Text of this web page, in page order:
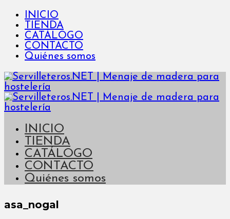
INICIO
TIENDA
CATÁLOGO
CONTACTO
Quiénes somos
INICIO
TIENDA
CATÁLOGO
CONTACTO
Quiénes somos
asa_nogal